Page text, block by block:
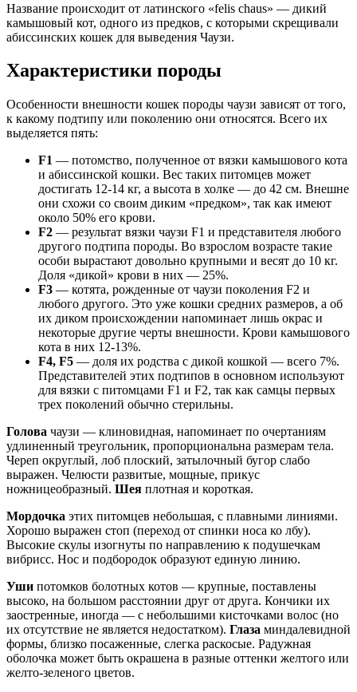
Название происходит от латинского «felis chaus» — дикий
камышовый кот, одного из предков, с которыми скрещивали
абиссинских кошек для выведения Чаузи.
Характеристики породы
Особенности внешности кошек породы чаузи зависят от того,
к какому подтипу или поколению они относятся. Всего их
выделяется пять:
F1 — потомство, полученное от вязки камышового кота
и абиссинской кошки. Вес таких питомцев может
достигать 12-14 кг, а высота в холке — до 42 см. Внешне
они схожи со своим диким «предком», так как имеют
около 50% его крови.
F2 — результат вязки чаузи F1 и представителя любого
другого подтипа породы. Во взрослом возрасте такие
особи вырастают довольно крупными и весят до 10 кг.
Доля «дикой» крови в них — 25%.
F3 — котята, рожденные от чаузи поколения F2 и
любого другого. Это уже кошки средних размеров, а об
их диком происхождении напоминает лишь окрас и
некоторые другие черты внешности. Крови камышового
кота в них 12-13%.
F4, F5 — доля их родства с дикой кошкой — всего 7%.
Представителей этих подтипов в основном используют
для вязки с питомцами F1 и F2, так как самцы первых
трех поколений обычно стерильны.
Голова чаузи — клиновидная, напоминает по очертаниям
удлиненный треугольник, пропорциональна размерам тела.
Череп округлый, лоб плоский, затылочный бугор слабо
выражен. Челюсти развитые, мощные, прикус
ножницеобразный. Шея плотная и короткая.
Мордочка этих питомцев небольшая, с плавными линиями.
Хорошо выражен стоп (переход от спинки носа ко лбу).
Высокие скулы изогнуты по направлению к подушечкам
вибрисс. Нос и подбородок образуют единую линию.
Уши потомков болотных котов — крупные, поставлены
высоко, на большом расстоянии друг от друга. Кончики их
заостренные, иногда — с небольшими кисточками волос (но
их отсутствие не является недостатком). Глаза миндалевидной
формы, близко посаженные, слегка раскосые. Радужная
оболочка может быть окрашена в разные оттенки желтого или
желто-зеленого цветов.